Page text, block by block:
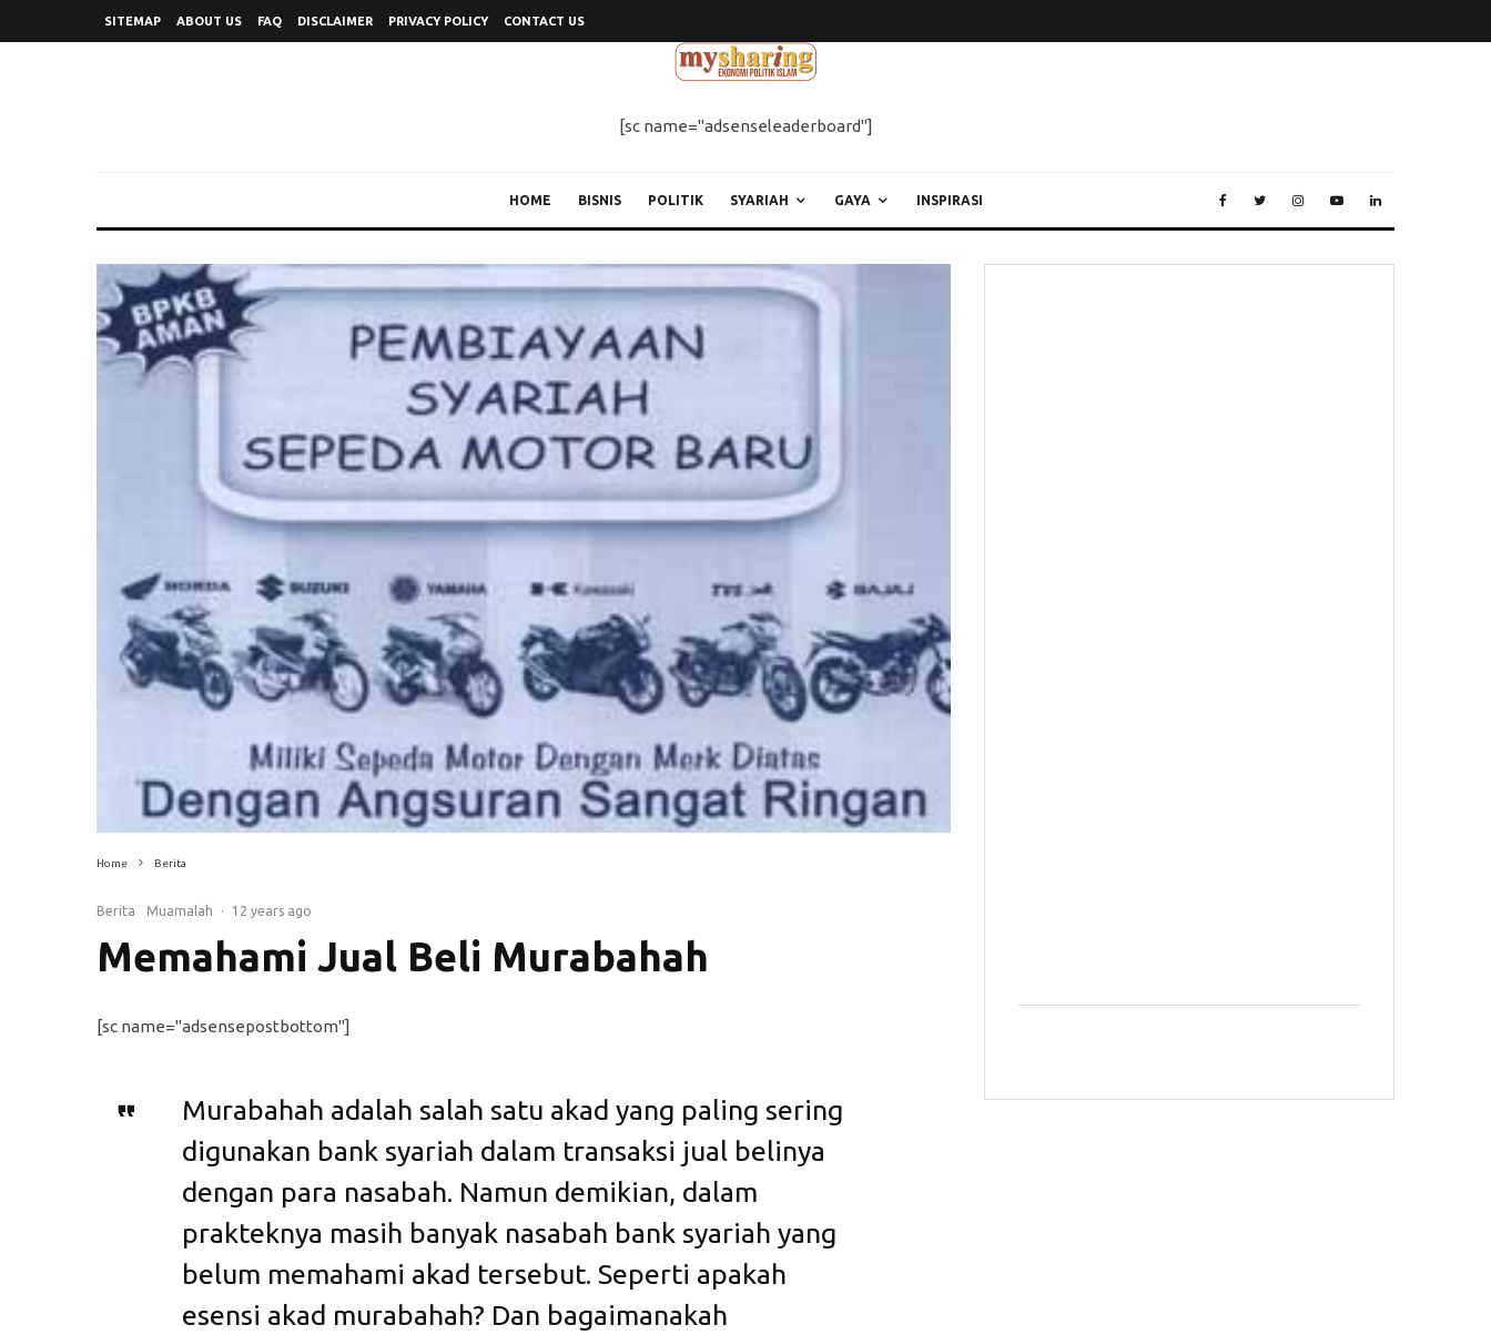
SITEMAP ABOUT US FAQ DISCLAIMER PRIVACY POLICY CONTACT US
[sc name="adsenseleaderboard"]
HOME BISNIS POLITIK SYARIAH GAYA INSPIRASI
Home Berita
Berita Muamalah · 12 years ago
Memahami Jual Beli Murabahah
[sc name="adsensepostbottom"]
Murabahah adalah salah satu akad yang paling sering
digunakan bank syariah dalam transaksi jual belinya
dengan para nasabah. Namun demikian, dalam
prakteknya masih banyak nasabah bank syariah yang
belum memahami akad tersebut. Seperti apakah
esensi akad murabahah? Dan bagaimanakah